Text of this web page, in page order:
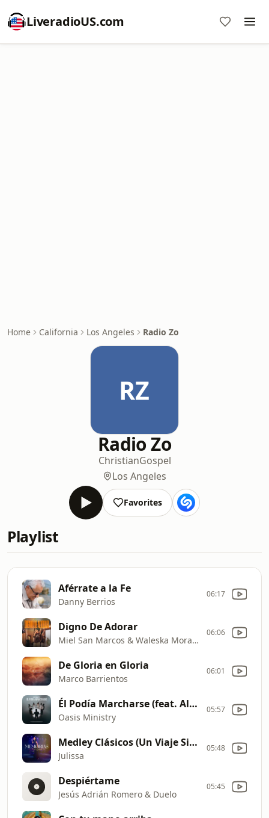
LiveradioUS.com
Home California Los Angeles Radio Zo
RZ
Radio Zo
ChristianGospel
Los Angeles
Favorites
Playlist
Aférrate a la Fe
Danny Berrios
06:17
Digno De Adorar
Miel San Marcos & Waleska Morales
06:06
De Gloria en Gloria
Marco Barrientos
06:01
Él Podía Marcharse (feat. Alex Zurdo)
Oasis Ministry
05:57
Medley Clásicos (Un Viaje Sinfónico de Fe y Esperanza)
Julissa
05:48
Despiértame
Jesús Adrián Romero & Duelo
05:45